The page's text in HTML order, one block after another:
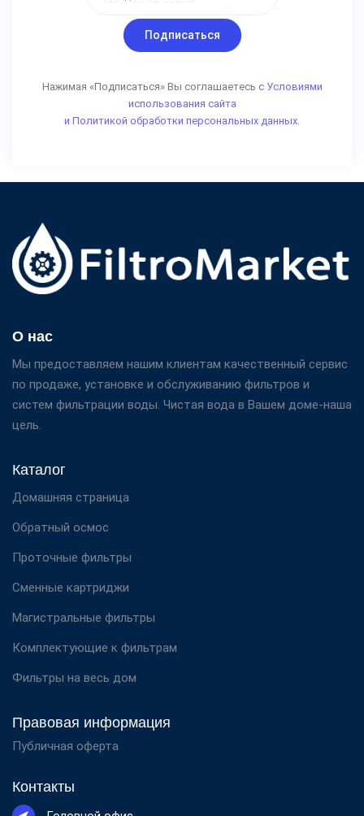
Подписаться
Нажимая «Подписаться» Вы соглашаетесь с Условиями
использования сайта
и Политикой обработки персональных данных.
О нас
Мы предоставляем нашим клиентам качественный сервис
по продаже, установке и обслуживанию фильтров и
систем фильтрации воды. Чистая вода в Вашем доме-наша
цель.
Каталог
Домашняя страница
Обратный осмос
Проточные фильтры
Сменные картриджи
Магистральные фильтры
Комплектующие к фильтрам
Фильтры на весь дом
Правовая информация
Публичная оферта
Контакты